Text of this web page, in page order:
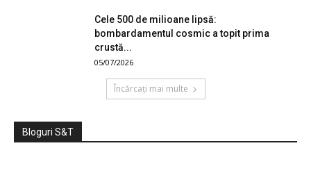
Cele 500 de milioane lipsă:
bombardamentul cosmic a topit prima
crustă...
05/07/2026
Încărcați mai multe
Bloguri S&T